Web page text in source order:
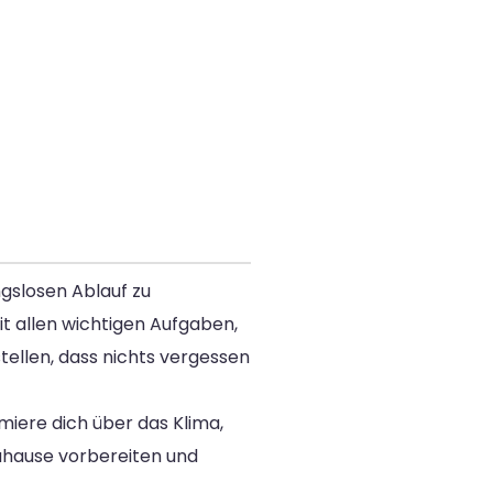
Ablauf zu
allen wichtigen Aufgaben,
dass nichts vergessen
dich über das Klima,
vorbereiten und